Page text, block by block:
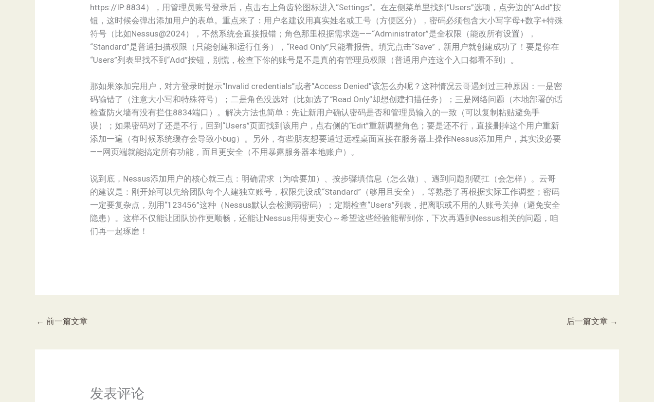
https://IP:8834），用管理员账号登录后，点击右上角齿轮图标进入“Settings”。在左侧菜单里找到“Users”选项，点旁边的“Add”按
钮，这时候会弹出添加用户的表单。重点来了：用户名建议用真实姓名或工号（方便区分），密码必须包含大小写字母+数字+特殊
符号（比如Nessus@2024），不然系统会直接报错；角色那里根据需求选——“Administrator”是全权限（能改所有设置），
“Standard”是普通扫描权限（只能创建和运行任务），“Read Only”只能看报告。填完点击“Save”，新用户就创建成功了！要是你在
“Users”列表里找不到“Add”按钮，别慌，检查下你的账号是不是真的有管理员权限（普通用户连这个入口都看不到）。
那如果添加完用户，对方登录时提示“Invalid credentials”或者“Access Denied”该怎么办呢？这种情况云哥遇到过三种原因：一是密
码输错了（注意大小写和特殊符号）；二是角色没选对（比如选了“Read Only”却想创建扫描任务）；三是网络问题（本地部署的话
检查防火墙有没有拦住8834端口）。解决方法也简单：先让新用户确认密码是否和管理员输入的一致（可以复制粘贴避免手
误）；如果密码对了还是不行，回到“Users”页面找到该用户，点右侧的“Edit”重新调整角色；要是还不行，直接删掉这个用户重新
添加一遍（有时候系统缓存会导致小bug）。另外，有些朋友想要通过远程桌面直接在服务器上操作Nessus添加用户，其实没必要
——网页端就能搞定所有功能，而且更安全（不用暴露服务器本地账户）。
说到底，Nessus添加用户的核心就三点：明确需求（为啥要加）、按步骤填信息（怎么做）、遇到问题别硬扛（会怎样）。云哥
的建议是：刚开始可以先给团队每个人建独立账号，权限先设成“Standard”（够用且安全），等熟悉了再根据实际工作调整；密码
一定要复杂点，别用“123456”这种（Nessus默认会检测弱密码）；定期检查“Users”列表，把离职或不用的人账号关掉（避免安全
隐患）。这样不仅能让团队协作更顺畅，还能让Nessus用得更安心～希望这些经验能帮到你，下次再遇到Nessus相关的问题，咱
们再一起琢磨！
← 前一篇文章 后一篇文章 →
发表评论